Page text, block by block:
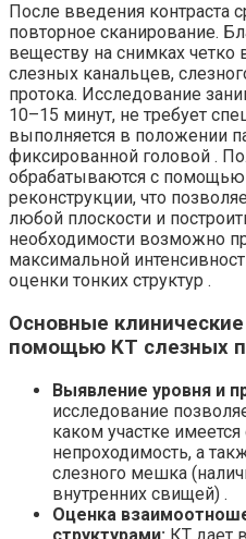
После введения контраста
повторное сканирование.
веществу на снимках четко
слезных канальцев,
протока. Исследование
10–15 минут, не требует
выполняется в положении
фиксированной головой .
обрабатываются с помощью
реконструкции, что
любой плоскости и
необходимости возможно
максимальной
оценки тонких структур .
Основные
помощью КТ слезных
Выявление уровня и
исследование
каком участке
непроходимость, а
слезного мешка
внутренних свищей) .
Оценка